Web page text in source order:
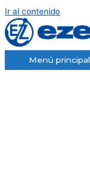
Ir al contenido
Menú principal